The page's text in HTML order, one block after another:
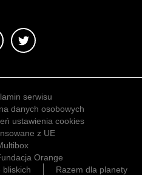
serwisu
danych osobowych
ustawienia cookies
z UE
Orange
bliskich Razem dla planety